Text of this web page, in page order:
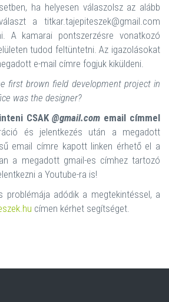
ha helyesen válaszolsz az alább
a titkar.tajepiteszek@gmail.com
A kamarai pontszerzésre vonatkozó
tudod feltüntetni. Az igazolásokat
e-mail címre fogjuk kiküldeni.
first brown field development project in
was the designer?
CSAK@gmail.com email címmel
és jelentkezés után a megadott
email címre kapott linken érhető el a
a megadott gmail-es címhez tartozó
a Youtube-ra is!
problémája adódik a megtekintéssel, a
címen kérhet segítséget.